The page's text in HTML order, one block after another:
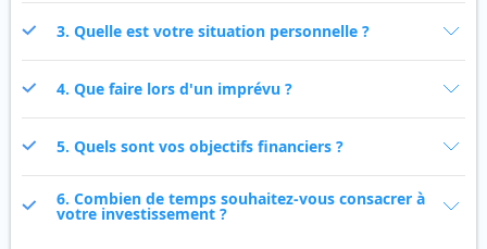
3. Quelle est votre situation personnelle ?
4. Que faire lors d'un imprévu ?
5. Quels sont vos objectifs financiers ?
6. Combien de temps souhaitez-vous consacrer à
votre investissement ?